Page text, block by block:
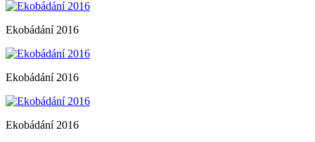
Ekobádání 2016
Ekobádání 2016
Ekobádání 2016